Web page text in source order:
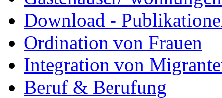
Download -
Ordination von Frauen
Integration von
Beruf & Berufung